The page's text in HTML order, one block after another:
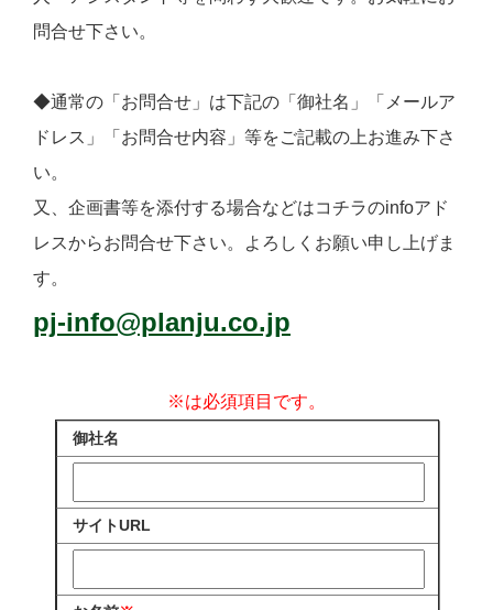
問合せ下さい。
◆通常の「お問合せ」は下記の「御社名」「メールア
ドレス」「お問合せ内容」等をご記載の上お進み下さ
い。
又、企画書等を添付する場合などはコチラのinfoアド
レスからお問合せ下さい。よろしくお願い申し上げま
す。
pj-info@planju.co.jp
※は必須項目です。
御社名
サイトURL